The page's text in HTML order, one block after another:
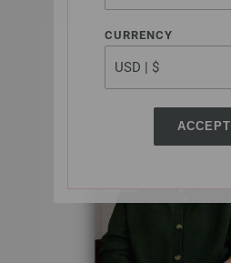
of America
CURRENCY
ACCEPT